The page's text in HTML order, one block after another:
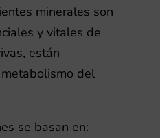
minerales son
y vitales de
están
del
se basan en: